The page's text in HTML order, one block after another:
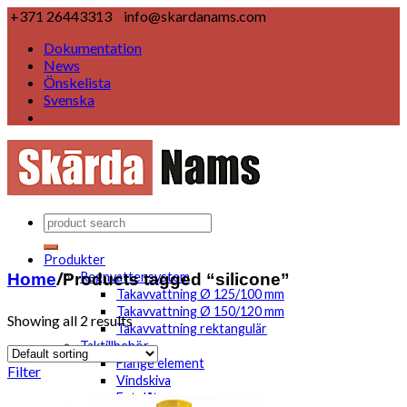
+371 26443313
info@skardanams.com
Dokumentation
News
Önskelista
Svenska
Produkter
Regnvattensystem
Takavvattning Ø 125/100 mm
Takavvattning Ø 150/120 mm
Takavvattning rektangulär
Taktillbehör
Flange element
Vindskiva
Fotplåt
Home/Products tagged “silicone”
Showing all 2 results
Filter